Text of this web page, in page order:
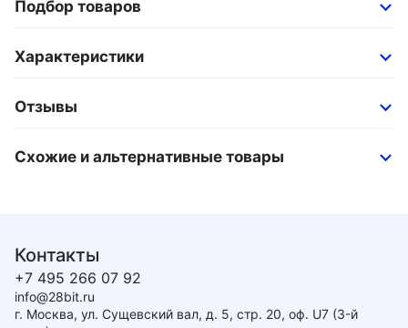
Подбор товаров
Характеристики
Отзывы
Схожие и альтернативные товары
Контакты
+7 495 266 07 92
info@28bit.ru
г. Москва, ул. Сущевский вал, д. 5, стр. 20, оф. U7 (3-й